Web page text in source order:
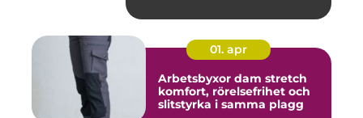
01. apr
Arbetsbyxor dam stretch
komfort, rörelsefrihet och
slitstyrka i samma plagg